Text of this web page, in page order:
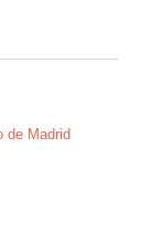
de Madrid